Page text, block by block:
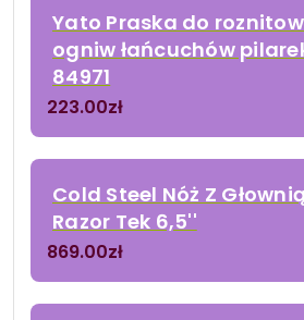
Yato Praska do
ogniw łańcuchów
84971
223.00zł
Cold Steel Nóż Z
Razor Tek 6,5''
869.00zł